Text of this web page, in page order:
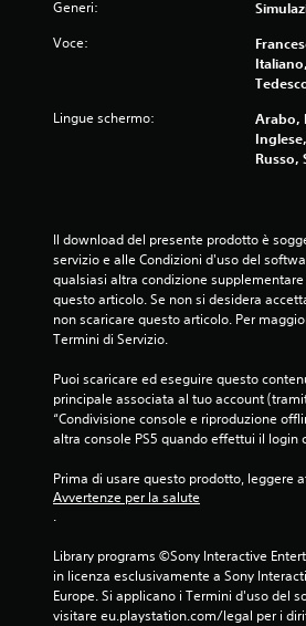
Generi:
Voce:
Lingue schermo:
Arabo,
Russo,
Il download del presente prodotto è
servizio e alle Condizioni d'uso del
qualsiasi altra condizione
questo articolo. Se non si desidera
non scaricare questo articolo. Per
Termini di Servizio.
Puoi scaricare ed eseguire questo
principale associata al tuo account
“Condivisione console e riproduzione
altra console PS5 quando effettui il login
Prima di usare questo prodotto, leggere
Avvertenze per la salute
.
Library programs ©Sony Interactive
in licenza esclusivamente a Sony
Europe. Si applicano i Termini d'uso del
visitare eu.playstation.com/legal per i